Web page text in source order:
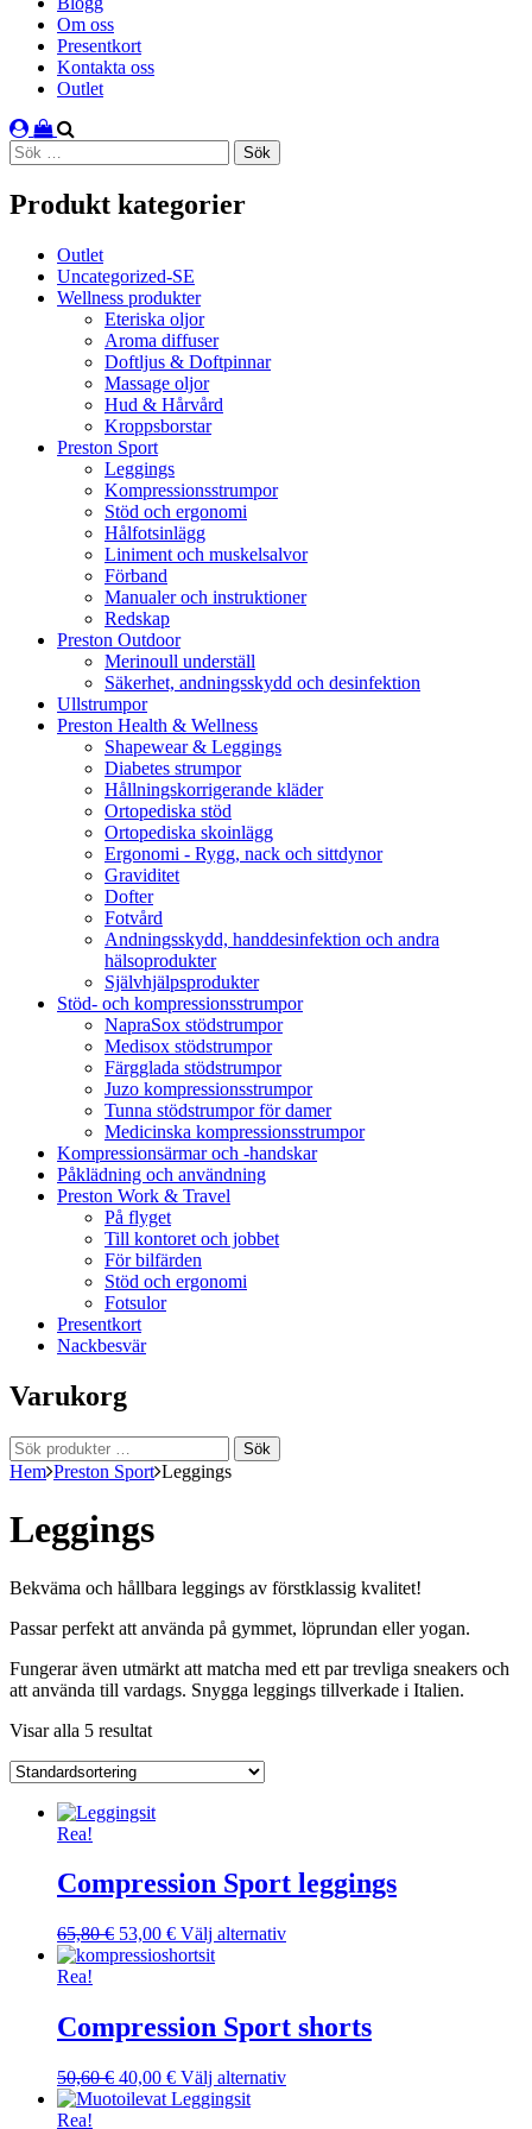
Om oss
Presentkort
Kontakta oss
Outlet
Sök
efter:
Produkt kategorier
Outlet
Uncategorized-SE
Wellness produkter
Eteriska oljor
Aroma diffuser
Doftljus & Doftpinnar
Massage oljor
Hud & Hårvård
Kroppsborstar
Preston Sport
Leggings
Kompressionsstrumpor
Stöd och ergonomi
Hålfotsinlägg
Liniment och muskelsalvor
Förband
Manualer och instruktioner
Redskap
Preston Outdoor
Merinoull underställ
Säkerhet, andningsskydd och desinfektion
Ullstrumpor
Preston Health & Wellness
Shapewear & Leggings
Diabetes strumpor
Hållningskorrigerande kläder
Ortopediska stöd
Ortopediska skoinlägg
Ergonomi - Rygg, nack och sittdynor
Graviditet
Dofter
Fotvård
Andningsskydd, handdesinfektion och andra
hälsoprodukter
Självhjälpsprodukter
Stöd- och kompressionsstrumpor
NapraSox stödstrumpor
Medisox stödstrumpor
Färgglada stödstrumpor
Juzo kompressionsstrumpor
Tunna stödstrumpor för damer
Medicinska kompressionsstrumpor
Kompressionsärmar och -handskar
Påklädning och användning
Preston Work & Travel
På flyget
Till kontoret och jobbet
För bilfärden
Stöd och ergonomi
Fotsulor
Presentkort
Nackbesvär
Varukorg
Sök
efter:
Sök
Hem Preston Sport Leggings
Leggings
Bekväma och hållbara leggings av förstklassig kvalitet!
Passar perfekt att använda på gymmet, löprundan eller yogan.
Fungerar även utmärkt att matcha med ett par trevliga sneakers och
att använda till vardags. Snygga leggings tillverkade i Italien.
Visar alla 5 resultat
Rea!
Compression Sport leggings
65,80€ Det
ursprungliga
53,00 €Det
nuvarande
53,00 €.
Välj alternativDen
flera
varianter.
olika
Rea!
Compression Sport shorts
50,60€ Det
ursprungliga
40,00 €Det
nuvarande
Välj alternativDen
Rea!